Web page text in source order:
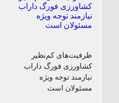
ظرفیت‌های کم‌نظیر
کشاورزی فورگ داراب
نیازمند توجه ویژه
مسئولان است